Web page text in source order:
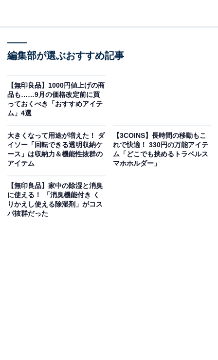
ダイソー「ゴミ取り手袋 くるんポイ」15枚入り 税込110円
っているアイテムです。フリーサイズで15枚入り、税込
110円。1枚当たりは7.3円となります。
編集部が選ぶおすすめ記事
【無印良品】1000円値上げの商
品も……9月の価格改定前に買
っておくべき「おすすめアイテ
ム」4選
大きくなって用途が増えた！ ダ
イソー「回転できる透明収納ケ
ース」は収納力＆機能性抜群の
アイテム
【3COINS】長時間の移動もこ
れで快適！ 330円の万能アイテ
ム「どこでも挟めるトラベルス
マホホルダー」
【無印良品】家中の除湿と消臭
に使える！ 「消臭機能付き く
りかえし使える除湿剤」がコス
パ抜群だった